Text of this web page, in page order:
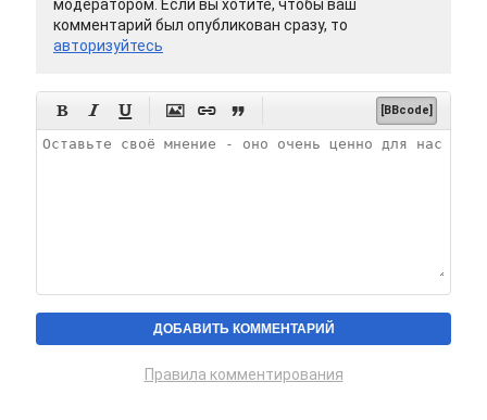
модератором. Если вы хотите, чтобы ваш
комментарий был опубликован сразу, то
авторизуйтесь
      [BBcode]
Правила комментирования